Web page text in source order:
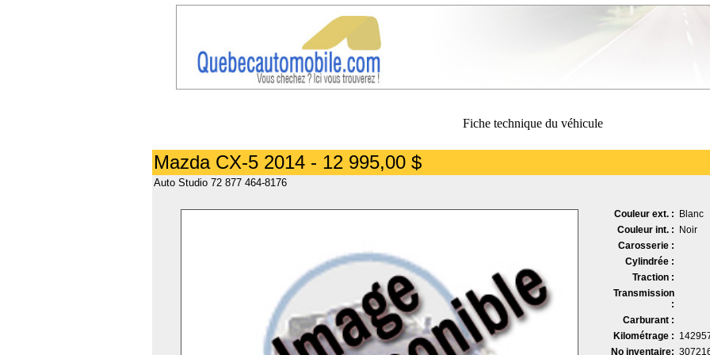
Fiche technique du véhicule
Mazda CX-5 2014 - 12 995,00 $
Auto Studio 72 877 464-8176
Couleur ext. :
Blanc
Couleur int. :
Noir
Carosserie :
Cylindrée :
Traction :
Transmission
:
Carburant :
Kilométrage :
No inventaire: